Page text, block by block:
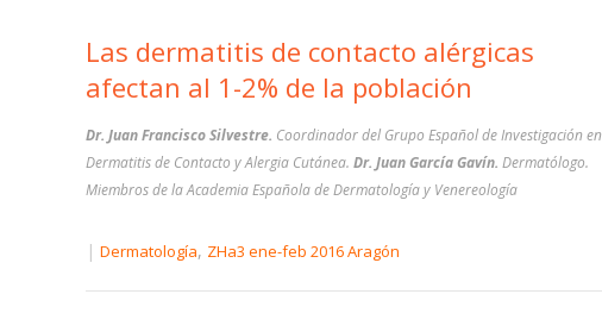
Las dermatitis de contacto alérgicas
afectan al 1-2% de la población
Dr. Juan Francisco Silvestre. Coordinador del Grupo Español de Investigación en
Dermatitis de Contacto y Alergia Cutánea. Dr. Juan García Gavín. Dermatólogo.
Miembros de la Academia Española de Dermatología y Venereología
| Dermatología, ZHa3 ene-feb 2016 Aragón